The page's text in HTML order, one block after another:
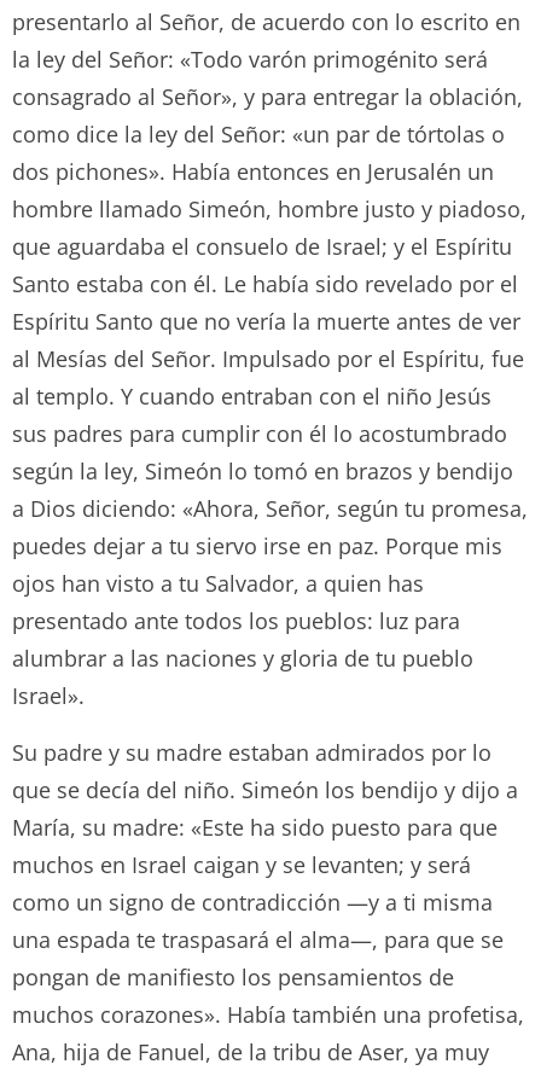
presentarlo al Señor, de acuerdo con lo escrito en
la ley del Señor: «Todo varón primogénito será
consagrado al Señor», y para entregar la oblación,
como dice la ley del Señor: «un par de tórtolas o
dos pichones». Había entonces en Jerusalén un
hombre llamado Simeón, hombre justo y piadoso,
que aguardaba el consuelo de Israel; y el Espíritu
Santo estaba con él. Le había sido revelado por el
Espíritu Santo que no vería la muerte antes de ver
al Mesías del Señor. Impulsado por el Espíritu, fue
al templo. Y cuando entraban con el niño Jesús
sus padres para cumplir con él lo acostumbrado
según la ley, Simeón lo tomó en brazos y bendijo
a Dios diciendo: «Ahora, Señor, según tu promesa,
puedes dejar a tu siervo irse en paz. Porque mis
ojos han visto a tu Salvador, a quien has
presentado ante todos los pueblos: luz para
alumbrar a las naciones y gloria de tu pueblo
Israel».
Su padre y su madre estaban admirados por lo
que se decía del niño. Simeón los bendijo y dijo a
María, su madre: «Este ha sido puesto para que
muchos en Israel caigan y se levanten; y será
como un signo de contradicción —y a ti misma
una espada te traspasará el alma—, para que se
pongan de manifiesto los pensamientos de
muchos corazones». Había también una profetisa,
Ana, hija de Fanuel, de la tribu de Aser, ya muy